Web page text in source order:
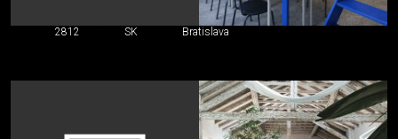
2812 SK Bratislava